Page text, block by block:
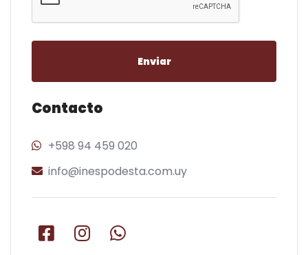
Enviar
Contacto
+598 94 459 020
info@inespodesta.com.uy